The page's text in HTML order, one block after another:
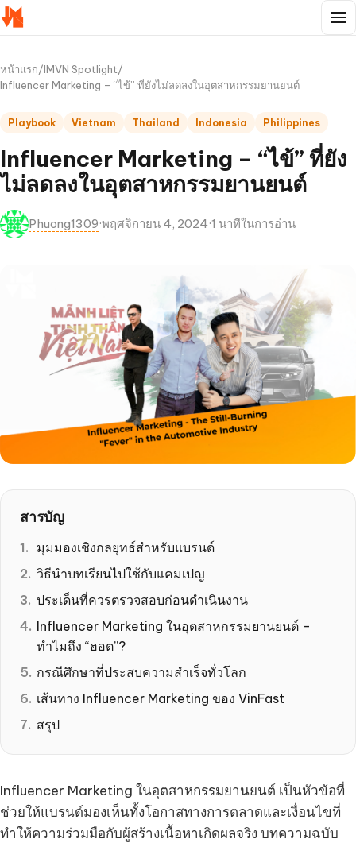
หน้าแรก/IMVN Spotlight/
Influencer Marketing – “ไข้” ที่ยังไม่ลดลงในอุตสาหกรรมยานยนต์
Playbook Vietnam Thailand Indonesia Philippines
Influencer Marketing – “ไข้” ที่ยัง
ไม่ลดลงในอุตสาหกรรมยานยนต์
Phuong1309·พฤศจิกายน 4, 2024·1 นาทีในการอ่าน
สารบัญ
มุมมองเชิงกลยุทธ์สำหรับแบรนด์
วิธีนำบทเรียนไปใช้กับแคมเปญ
ประเด็นที่ควรตรวจสอบก่อนดำเนินงาน
Influencer Marketing ในอุตสาหกรรมยานยนต์ –
ทำไมถึง “ฮอต”?
กรณีศึกษาที่ประสบความสำเร็จทั่วโลก
เส้นทาง Influencer Marketing ของ VinFast
สรุป
Influencer Marketing ในอุตสาหกรรมยานยนต์ เป็นหัวข้อที่
ช่วยให้แบรนด์มองเห็นทั้งโอกาสทางการตลาดและเงื่อนไขที่
ทำให้ความร่วมมือกับผู้สร้างเนื้อหาเกิดผลจริง บทความฉบับ